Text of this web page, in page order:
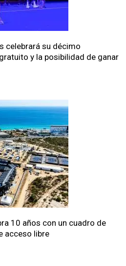
celebrará su décimo
y la posibilidad de ganar
10 años con un cuadro de
acceso libre